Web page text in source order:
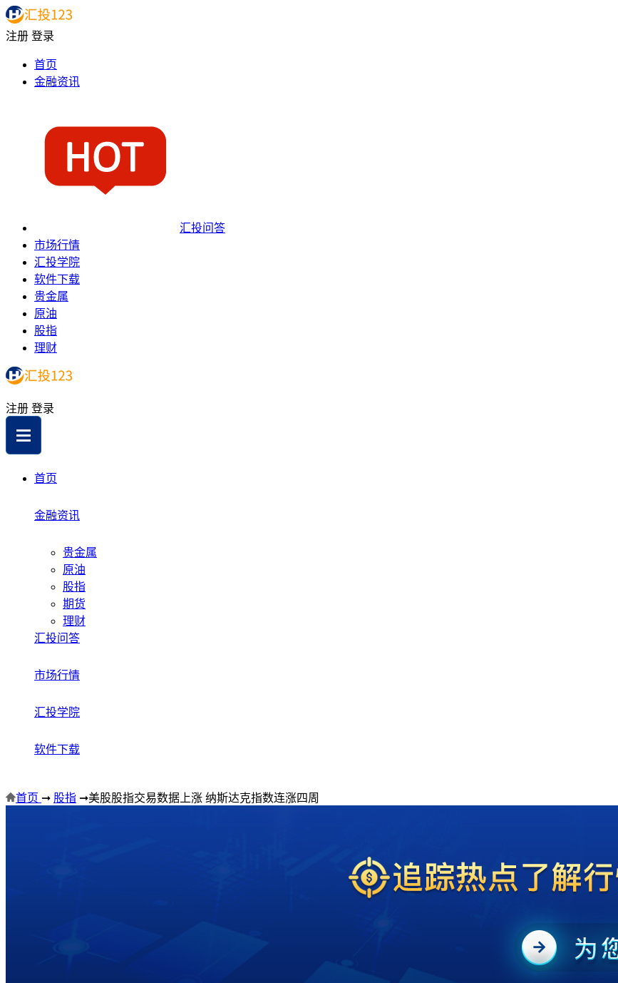
注册 登录
首页
金融资讯
汇投问答
市场行情
汇投学院
软件下载
贵金属
原油
股指
理财
注册 登录
首页
金融资讯
贵金属
原油
股指
期货
理财
汇投问答
市场行情
汇投学院
软件下载
首页 ➞ 股指 ➞美股股指交易数据上涨 纳斯达克指数连涨四周